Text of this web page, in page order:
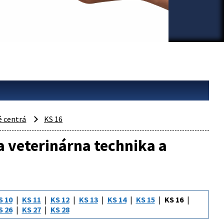
centrá KS 16
veterinárna technika a
10 KS 11 KS 12 KS 13 KS 14 KS 15
KS 16
26 KS 27 KS 28